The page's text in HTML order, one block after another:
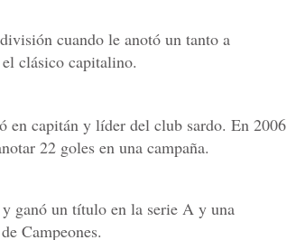
cuando le anotó un tanto a
clásico capitalino.
en capitán y líder del club sardo. En 2006
22 goles en una campaña.
ganó un título en la serie A y una
Campeones.